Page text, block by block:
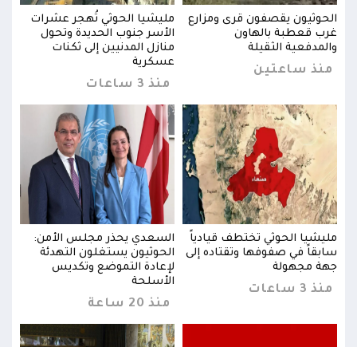
الحوثيون يقصفون قرى ومزارع
غرب قعطبة بالهاون
والمدفعية الثقيلة
منذ ساعتين
مليشيا الحوثي تُهجر عشرات
الأسر جنوب الحديدة وتحول
منازل المدنيين إلى ثكنات
عسكرية
منذ 3 ساعات
مليشيا الحوثي تختطف قيادياً
سابقاً في صفوفها وتقتاده إلى
جهة مجهولة
منذ 3 ساعات
السعدي يحذر مجلس الأمن:
الحوثيون يستغلون التهدئة
لإعادة التموضع وتكديس
الأسلحة
منذ 20 ساعة